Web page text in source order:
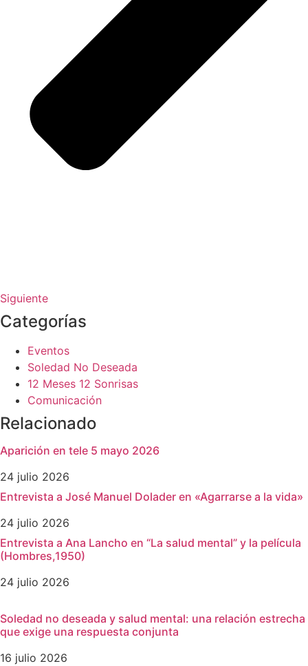
Siguiente
Categorías
Eventos
Soledad No Deseada
12 Meses 12 Sonrisas
Comunicación
Relacionado
Aparición en tele 5 mayo 2026
24 julio 2026
Entrevista a José Manuel Dolader en «Agarrarse a la vida»
24 julio 2026
Entrevista a Ana Lancho en “La salud mental” y la película
(Hombres,1950)
24 julio 2026
Soledad no deseada y salud mental: una relación estrecha
que exige una respuesta conjunta
16 julio 2026